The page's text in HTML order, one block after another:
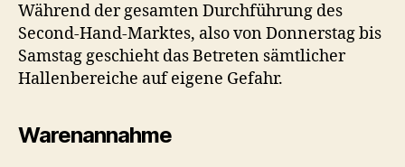
Während der gesamten Durchführung des
Second-Hand-Marktes, also von Donnerstag bis
Samstag geschieht das Betreten sämtlicher
Hallenbereiche auf eigene Gefahr.
Warenannahme